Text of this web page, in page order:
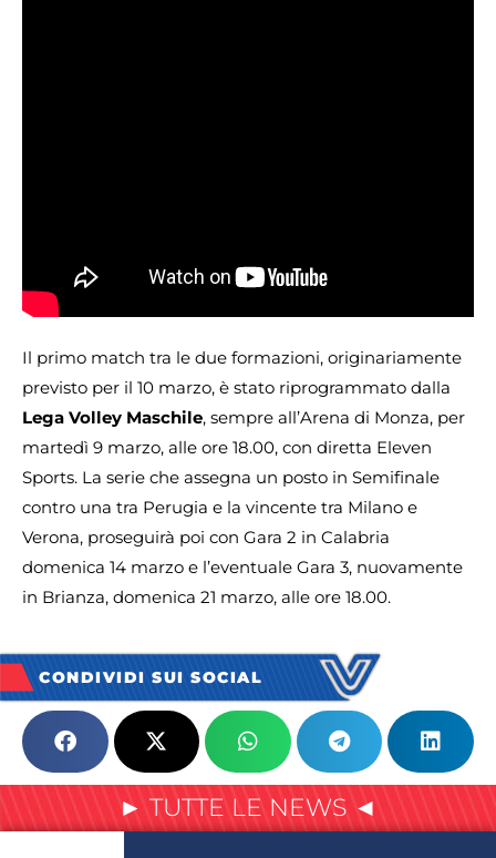
Il primo match tra le due formazioni, originariamente
previsto per il 10 marzo, è stato riprogrammato dalla
Lega Volley Maschile, sempre all’Arena di Monza, per
martedì 9 marzo, alle ore 18.00, con diretta Eleven
Sports. La serie che assegna un posto in Semifinale
contro una tra Perugia e la vincente tra Milano e
Verona, proseguirà poi con Gara 2 in Calabria
domenica 14 marzo e l’eventuale Gara 3, nuovamente
in Brianza, domenica 21 marzo, alle ore 18.00.
CONDIVIDI SUI SOCIAL
► TUTTE LE NEWS ◄